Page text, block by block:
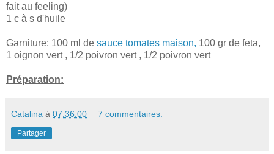
fait au feeling)
1 c à s d'huile
Garniture: 100 ml de sauce tomates maison, 100 gr de feta,
1 oignon vert , 1/2 poivron vert , 1/2 poivron vert
Préparation:
Catalina à 07:36:00 7 commentaires:
Partager